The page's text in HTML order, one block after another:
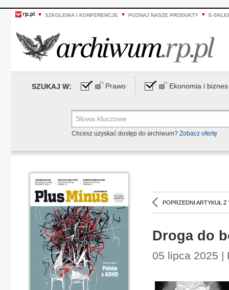
SZKOLENIA I KONFERENCJE POZNAJ NASZE PRODUKTY E-
SZUKAJ W: Prawo Ekonomia i biznes
Chcesz uzyskać dostęp do archiwum? Zobacz ofertę
POPRZEDNI ARTYKUŁ Z
Droga do
05 lipca 2025 |